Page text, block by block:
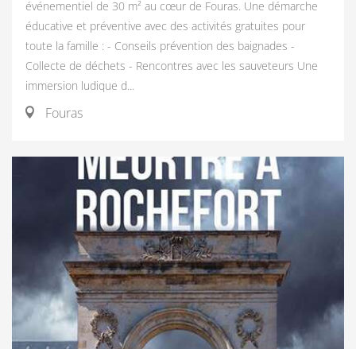
événementiel de 30 m² au cœur de Fouras. Une démarche
éducative et préventive avec des activités gratuites pour
toute la famille : - Conseils prévention des baignades -
Collecte de déchets - Rencontres avec les sauveteurs Une
immersion ludique d...
Fouras